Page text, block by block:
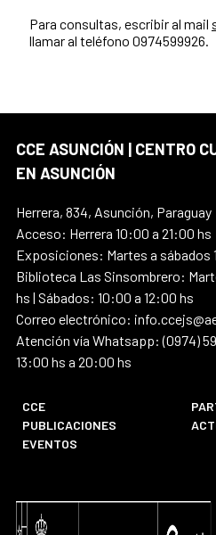
Para consultas, escribir al mail
llamar al teléfono 0974599926.
CCE ASUNCIÓN | CENTRO
EN ASUNCIÓN
Herrera, 834, Asunción, Paraguay
Acceso: Herrera 10:00 a 21:00 hs
Exposiciones: Martes a sábados
Biblioteca Las Sinsombrero:
hs | Sábados: 10:00 a 12:00 hs
Correo electrónico:
Atención vía Whatsapp: (0974)
13:00 hs a 20:00 hs
CCE
PUBLICACIONES
EVENTOS